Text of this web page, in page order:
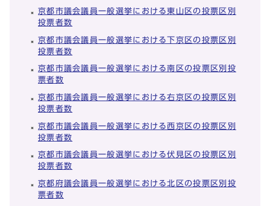
京都市議会議員一般選挙における東山区の投票区別
投票者数
京都市議会議員一般選挙における下京区の投票区別
投票者数
京都市議会議員一般選挙における南区の投票区別投
票者数
京都市議会議員一般選挙における右京区の投票区別
投票者数
京都市議会議員一般選挙における西京区の投票区別
投票者数
京都市議会議員一般選挙における伏見区の投票区別
投票者数
京都府議会議員一般選挙における北区の投票区別投
票者数